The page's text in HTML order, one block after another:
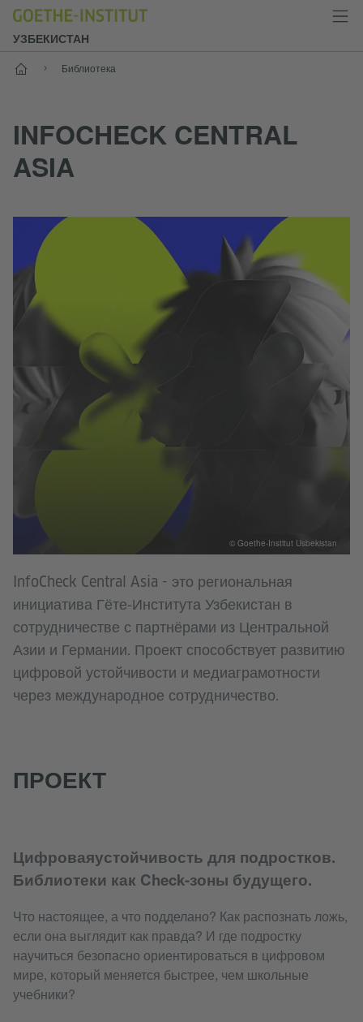
УЗБЕКИСТАН
Старт
Библиотека
INFOCHECK CENTRAL
ASIA
© Goethe-Institut Usbekistan
InfoCheck Central Asia - это региональная
инициатива Гёте‑Института Узбекистан в
сотрудничестве с партнёрами из Центральной
Азии и Германии. Проект способствует развитию
цифровой устойчивости и медиаграмотности
через международное сотрудничество.
ПРОЕКТ
Цифроваяустойчивость для подростков.
Библиотеки как Check-зоны будущего.
Что настоящее, а что подделано? Как распознать ложь,
если она выглядит как правда? И где подростку
научиться безопасно ориентироваться в цифровом
мире, который меняется быстрее, чем школьные
учебники?